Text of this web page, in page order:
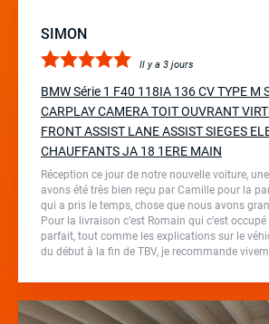
SIMON
Il y a 3 jours
BMW Série 1 F40 118IA 136 CV TYPE M
CARPLAY CAMERA TOIT OUVRANT
FRONT ASSIST LANE ASSIST SIEGES
CHAUFFANTS JA 18 1ERE MAIN
Réception ce jour de notre nouvelle voiture,
avons été très bien reçu par Camille pour la
qui a pris le temps, chose que nous avons
Pour la livraison c’est Romain qui c’est occupé
parfait, tout comme les explications sur le
du début à la fin de TBV, je recommande